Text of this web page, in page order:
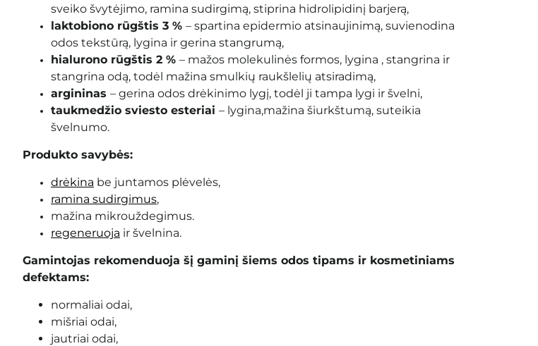
sveiko švytėjimo, ramina sudirgimą, stiprina hidrolipidinį barjerą,
laktobiono rūgštis 3 % – spartina epidermio atsinaujinimą, suvienodina
odos tekstūrą, lygina ir gerina stangrumą,
hialurono rūgštis 2 % – mažos molekulinės formos, lygina , stangrina ir
stangrina odą, todėl mažina smulkių raukšlelių atsiradimą,
argininas – gerina odos drėkinimo lygį, todėl ji tampa lygi ir švelni,
taukmedžio sviesto esteriai – lygina,mažina šiurkštumą, suteikia
švelnumo.
Produkto savybės:
drėkina be juntamos plėvelės,
ramina sudirgimus,
mažina mikrouždegimus.
regeneruoja ir švelnina.
Gamintojas rekomenduoja šį gaminį šiems odos tipams ir kosmetiniams
defektams:
normaliai odai,
mišriai odai,
jautriai odai,